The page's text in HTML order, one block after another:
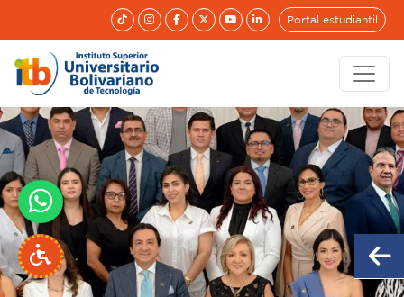
Portal estudiantil